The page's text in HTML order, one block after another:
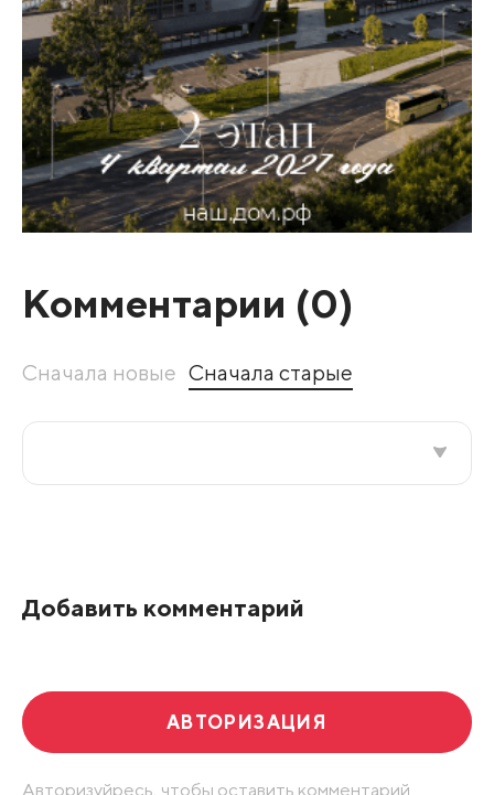
Комментарии (0)
Сначала новые Сначала старые
Добавить комментарий
АВТОРИЗАЦИЯ
Авторизуйресь, чтобы оставить комментарий.